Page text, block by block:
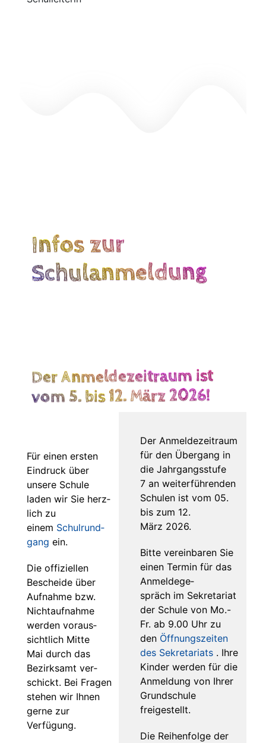
Infos zur
Schulanmeldung
Der Anmeldezeitraum ist
vom 5. bis 12. März 2026!
Für einen ers­ten
Ein­druck über
unse­re Schu­le
laden wir Sie herz­
lich zu
einem Schul­rund­
gang ein.
Die offi­zi­el­len
Beschei­de über
Auf­nah­me bzw.
Nicht­auf­nah­me
wer­den vor­aus­
sicht­lich Mit­te
Mai durch das
Bezirks­amt ver­
schickt. Bei Fra­gen
ste­hen wir Ihnen
ger­ne zur
Verfügung.
Der Anmel­de­zeit­raum
für den Über­gang in
die Jahr­gangs­stu­fe
7 an wei­ter­füh­ren­den
Schu­len ist vom 05.
bis zum 12.
März 2026.
Bit­te ver­ein­ba­ren Sie
einen Ter­min für das
Anmel­de­ge­
spräch im Sekre­ta­ri­at
der Schu­le von Mo.-
Fr. ab 9.00 Uhr zu
den Öff­nungs­zei­ten
des Sekre­ta­ri­ats . Ihre
Kin­der wer­den für die
Anmel­dung von Ihrer
Grund­schu­le
freigestellt.
Die Rei­hen­fol­ge der